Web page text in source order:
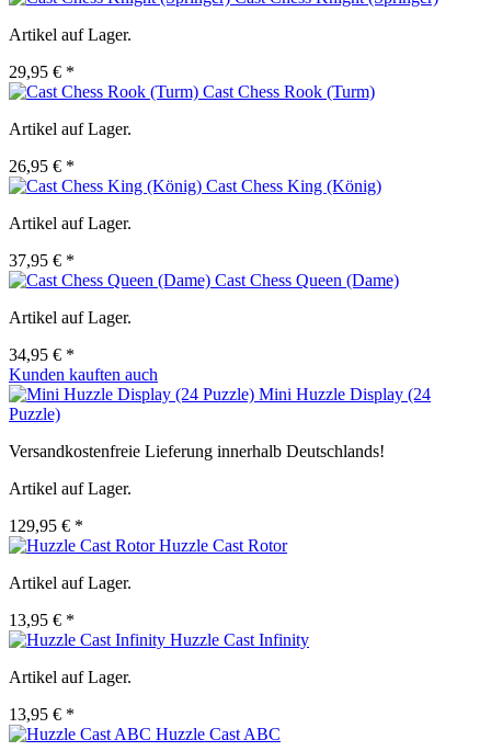
Artikel auf Lager.
29,95 € *
Cast Chess Rook (Turm)
Artikel auf Lager.
26,95 € *
Cast Chess King (König)
Artikel auf Lager.
37,95 € *
Cast Chess Queen (Dame)
Artikel auf Lager.
34,95 € *
Kunden kauften auch
Mini Huzzle Display (24
Puzzle)
Versandkostenfreie Lieferung innerhalb Deutschlands!
Artikel auf Lager.
129,95 € *
Huzzle Cast Rotor
Artikel auf Lager.
13,95 € *
Huzzle Cast Infinity
Artikel auf Lager.
13,95 € *
Huzzle Cast ABC